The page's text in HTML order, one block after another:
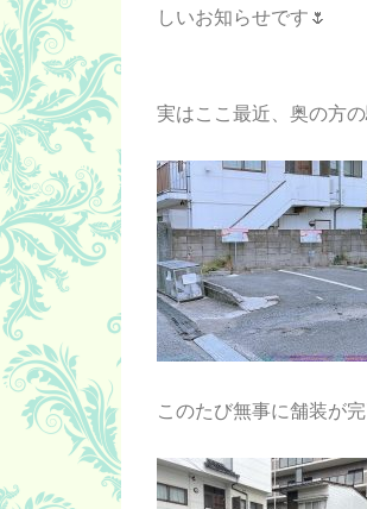
しいお知らせです🌷
実はここ最近、奥の方
このたび無事に舗装が